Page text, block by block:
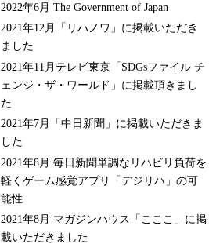
2022年6月 The Government of Japan
2021年12月「リハノワ」に掲載いただき
ました
2021年11月テレビ東京「SDGsファイル チ
ェンジ・ザ・ワールド」に掲載頂きまし
た
2021年7月「中日新聞」に掲載いただきま
した
2021年8月 毎日新聞単調なリハビリ負荷を
軽くゲーム感覚アプリ「デジリハ」の可
能性
2021年8月 マガジンハウス「こここ」に掲
載いただきました